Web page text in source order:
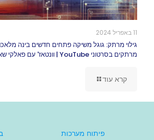
11 באפריל 2024
גילוי מרתק: גוגל משיקה פתחים חדשים בינה
מרתקים בסרטוני YouTube | וונטאז' עם פאלקי שארמה
קרא עוד
פיתוח מערכות